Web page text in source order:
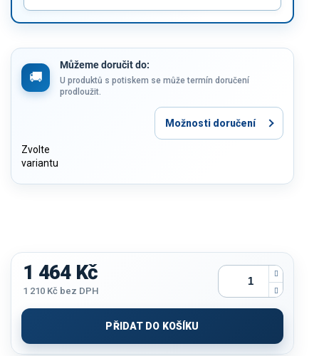
Můžeme doručit do:
Zvolte
variantu
U produktů s potiskem se může termín doručení
prodloužit.
Možnosti doručení
1 464 Kč
1 210 Kč bez DPH
cena:
PŘIDAT DO KOŠÍKU